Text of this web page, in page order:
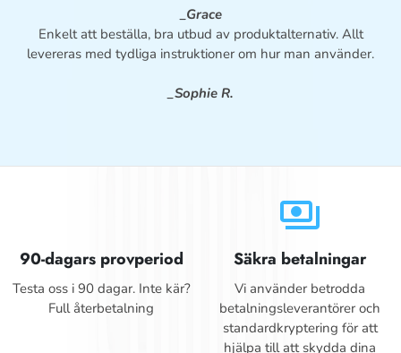
_Grace
Enkelt att beställa, bra utbud av produktalternativ. Allt
levereras med tydliga instruktioner om hur man använder.
_Sophie R.
90-dagars provperiod
Testa oss i 90 dagar. Inte kär?
Full återbetalning
payments
Säkra betalningar
Vi använder betrodda
betalningsleverantörer och
standardkryptering för att
hjälpa till att skydda dina